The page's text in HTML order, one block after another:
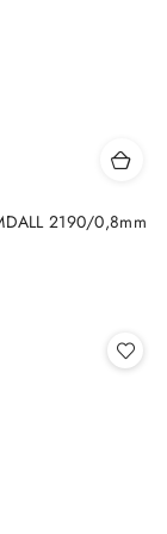
2190/0,8mm